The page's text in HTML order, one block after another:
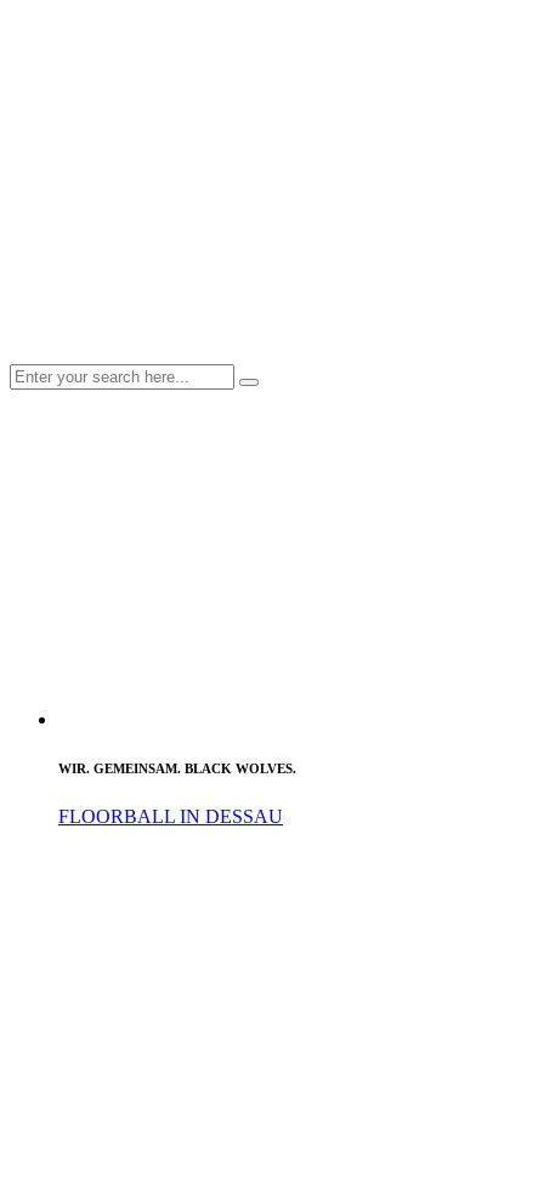
WIR. GEMEINSAM. BLACK WOLVES.
FLOORBALL IN DESSAU